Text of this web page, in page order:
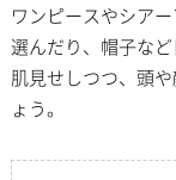
ワンピースやシア
選んだり、帽子な
肌見せしつつ、頭
ょう。